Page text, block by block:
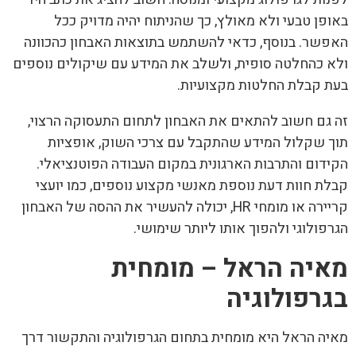
באופן טבעי ולא מאולץ, כך שהניתוח יהיה מדויק ככל
האפשר. בנוסף, כדאי להשתמש בתוצאות האבחון כהכוונה
ולא כהחלטה סופית, ולשלב את המידע עם שיקולים נוספים
בעת קבלת החלטות מקצועיות.
זה גם חשוב להתאים את האבחון לתחום התעסוקה הרצוי,
תוך שקלול המידע שהתקבל עם צרכי השוק, אופציות
הקידום והתרבות הארגונית במקום העבודה הפוטנציאלי.
קבלת חוות דעת נוספת מאנשי מקצוע נוספים, כמו יועצי
קריירה או מומחי HR, יכולה להעשיר את ההסה של האבחון
הגרפולוגי ולהפוך אותו ליותר שימושי.
מאיה הראל – מומחית
בגרפולוגיה
מאיה הראל היא מומחית בתחום הגרפולוגיה והתקשור דרך